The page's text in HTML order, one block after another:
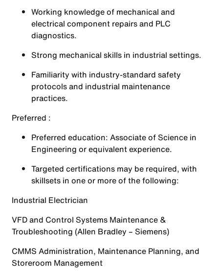
Working knowledge of mechanical and
electrical component repairs and PLC
diagnostics.
Strong mechanical skills in industrial settings.
Familiarity with industry-standard safety
protocols and industrial maintenance
practices.
Preferred :
Preferred education: Associate of Science in
Engineering or equivalent experience.
Targeted certifications may be required, with
skillsets in one or more of the following:
Industrial Electrician
VFD and Control Systems Maintenance &
Troubleshooting (Allen Bradley – Siemens)
CMMS Administration, Maintenance Planning, and
Storeroom Management